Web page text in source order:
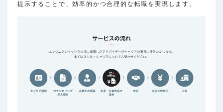
提示することで、効率的かつ合理的な転職を実現します。